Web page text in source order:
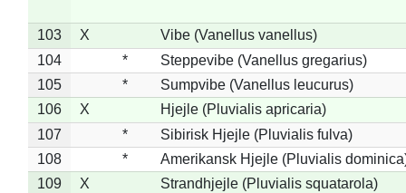
103 X
Vibe (Vanellus vanellus)
104
*
Steppevibe (Vanellus gregarius)
105
*
Sumpvibe (Vanellus leucurus)
106
X
Hjejle (Pluvialis apricaria)
107
*
Sibirisk Hjejle (Pluvialis fulva)
108
*
Amerikansk Hjejle (Pluvialis
109
X
Strandhjejle (Pluvialis squatarola)